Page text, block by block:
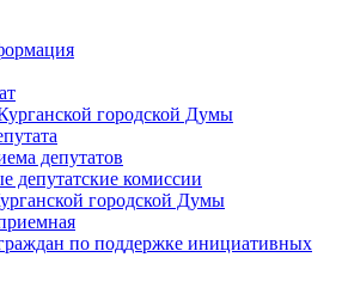
городской Думы
депутатов
депутатские комиссии
городской Думы
по поддержке инициативных